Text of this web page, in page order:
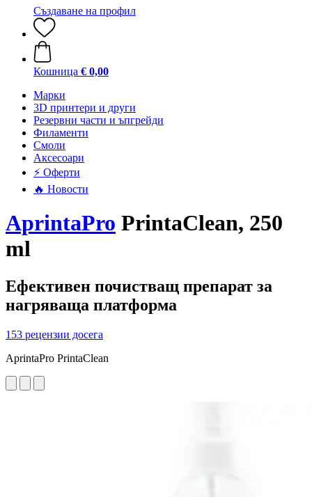
Създаване на профил
Кошница € 0,00
Mарки
3D принтери и други
Резервни части и ъпгрейди
Филаменти
Смоли
Аксесоари
⚡ Оферти
🔥 Новости
AprintaPro PrintaClean, 250
ml
Ефективен почистващ препарат за
нагряваща платформа
153 рецензии досега
AprintaPro PrintaClean